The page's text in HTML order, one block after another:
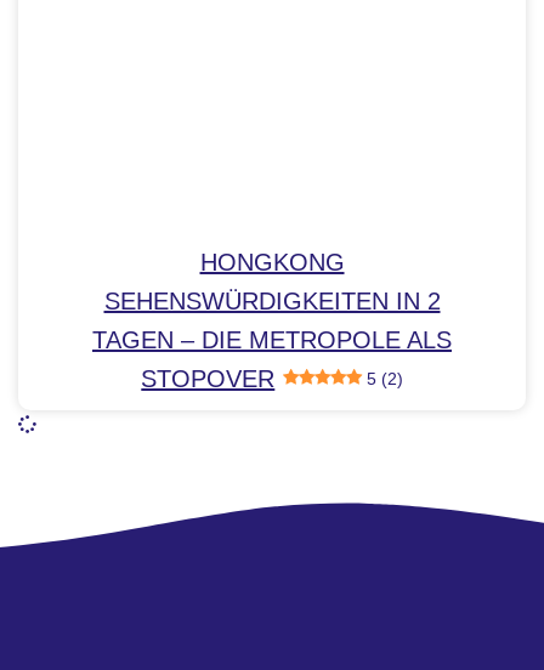
HONGKONG
SEHENSWÜRDIGKEITEN IN 2
TAGEN – DIE METROPOLE ALS
STOPOVER
5 (2)